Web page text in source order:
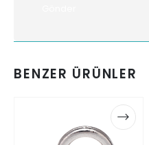
BENZER ÜRÜNLER